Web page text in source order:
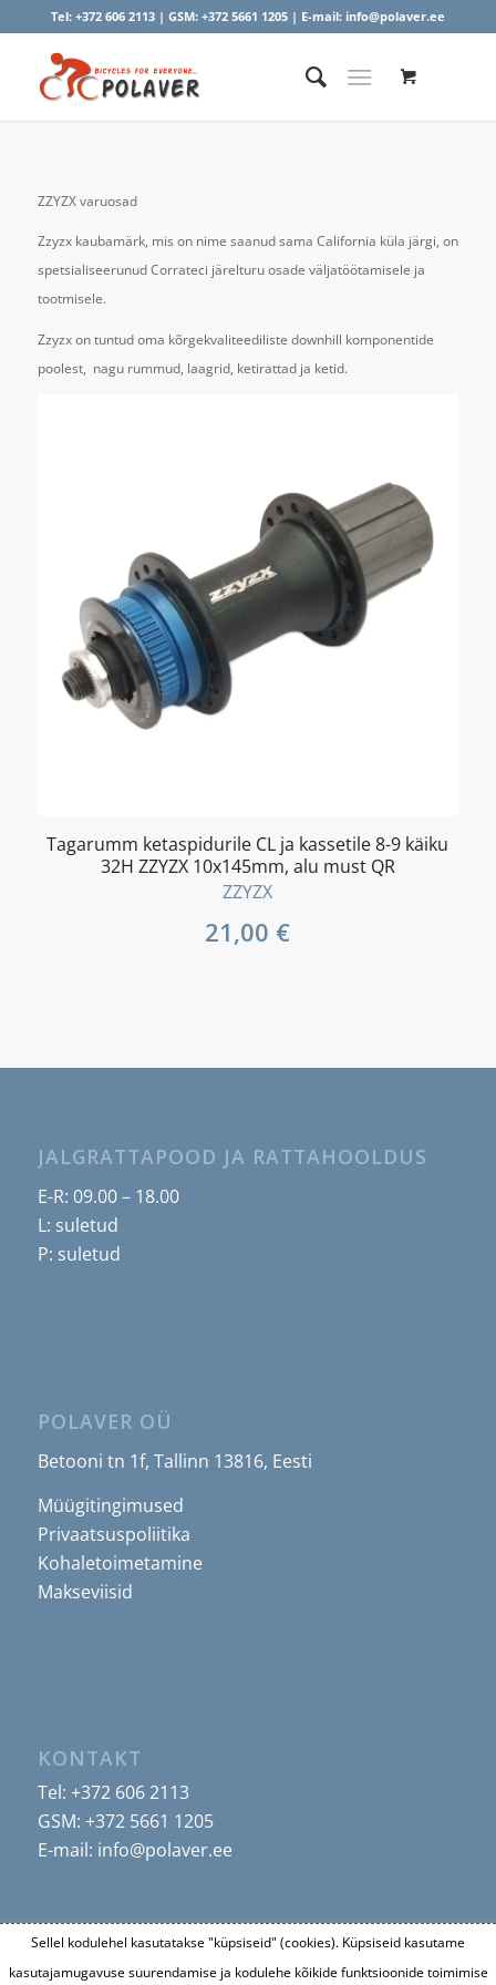
Tel: +372 606 2113| GSM: +372 5661 1205| E-mail: info@polaver.ee
ZZYZX varuosad
Zzyzx kaubamärk, mis on nime saanud sama California küla järgi, on
spetsialiseerunud Corrateci järelturu osade väljatöötamisele ja
tootmisele.
Zzyzx on tuntud oma kõrgekvaliteediliste downhill komponentide
poolest, nagu rummud, laagrid, ketirattad ja ketid.
Tagarumm ketaspidurile CL ja kassetile 8-9 käiku
32H ZZYZX 10x145mm, alu must QR
ZZYZX
21,00 €
JALGRATTAPOOD JA RATTAHOOLDUS
E-R: 09.00 – 18.00
L: suletud
P: suletud
POLAVER OÜ
Betooni tn 1f, Tallinn 13816, Eesti
Müügitingimused
Privaatsuspoliitika
Kohaletoimetamine
Makseviisid
KONTAKT
Tel: +372 606 2113
GSM: +372 5661 1205
E-mail: info@polaver.ee
Sellel kodulehel kasutatakse "küpsiseid" (cookies). Küpsiseid kasutame
kasutajamugavuse suurendamise ja kodulehe kõikide funktsioonide toimimise